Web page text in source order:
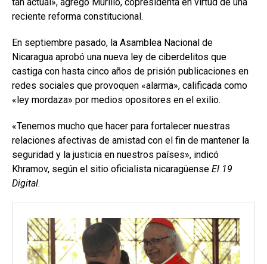
reciente reforma constitucional.
En septiembre pasado, la Asamblea Nacional de
Nicaragua aprobó una nueva ley de ciberdelitos que
castiga con hasta cinco años de prisión publicaciones en
redes sociales que provoquen «alarma», calificada como
«ley mordaza» por medios opositores en el exilio.
«Tenemos mucho que hacer para fortalecer nuestras
relaciones afectivas de amistad con el fin de mantener la
seguridad y la justicia en nuestros países», indicó
Khramov, según el sitio oficialista nicaragüense El 19
Digital.